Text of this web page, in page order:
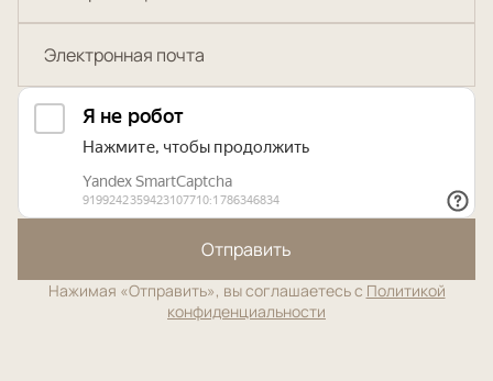
Отправить
Нажимая «Отправить», вы соглашаетесь с Политикой
конфиденциальности